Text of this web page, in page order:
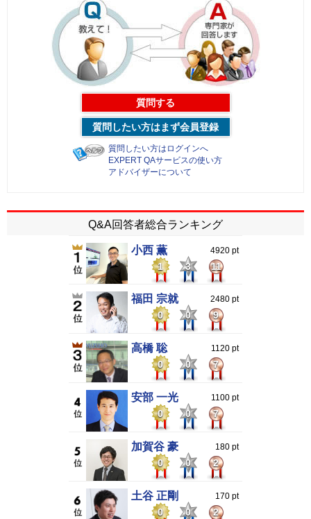
質問する
質問したい方はまず会員登録
質問したい方はログインへ
EXPERT QAサービスの使い方
アドバイザーについて
Q&A回答者総合ランキング
小西 薫 4920 pt
1 3 11
福田 宗就 2480 pt
0 0 9
高橋 聡 1120 pt
0 0 7
安部 一光 1100 pt
0 0 7
加賀谷 豪 180 pt
0 0 2
土谷 正剛 170 pt
0 0 2